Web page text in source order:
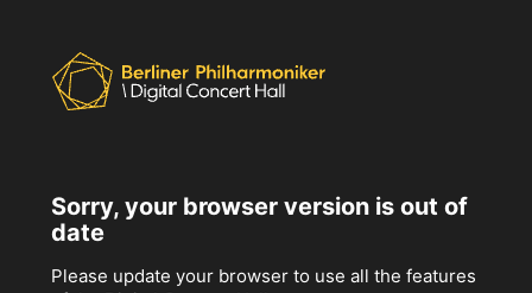
Sorry, your browser version is out of
date
Please update your browser to use all the features